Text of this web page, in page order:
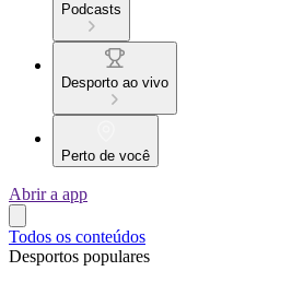
Podcasts
Desporto ao vivo
Perto de você
Abrir a app
Todos os conteúdos
Desportos populares